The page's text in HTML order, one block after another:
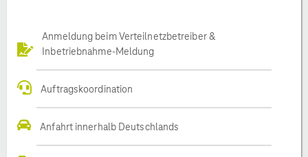
Anmeldung beim Verteilnetzbetreiber &
Inbetriebnahme-Meldung
Auftragskoordination
Anfahrt innerhalb Deutschlands